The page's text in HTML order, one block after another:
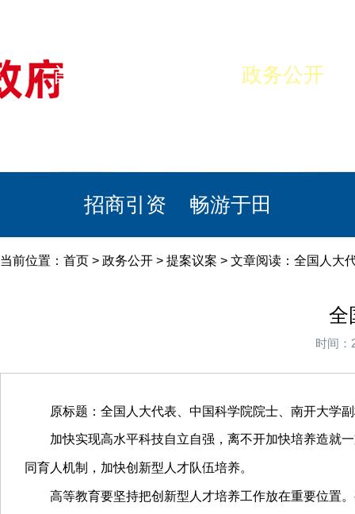
首页 政务公开
招商引资 畅游于田
当前位置： 首页 > 政务公开 > 提案议案 > 文章阅读：全国人大
全
时间：
原标题：全国人大代表、中国科学院院士、南开大学副
加快实现高水平科技自立自强，离不开加快培养造就一
同育人机制，加快创新型人才队伍培养。
高等教育要坚持把创新型人才培养工作放在重要位置。